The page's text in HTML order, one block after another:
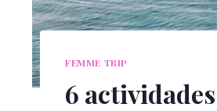
FEMME TRIP
6